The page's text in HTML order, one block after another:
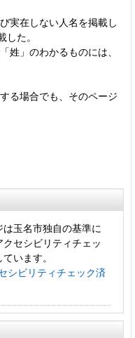
実在しない人名を掲載し
た。
姓」のわかるものには、
る場合でも、そのページ
は玉名市独自の基準に
クセシビリティチェッ
います。
セシビリティチェック済